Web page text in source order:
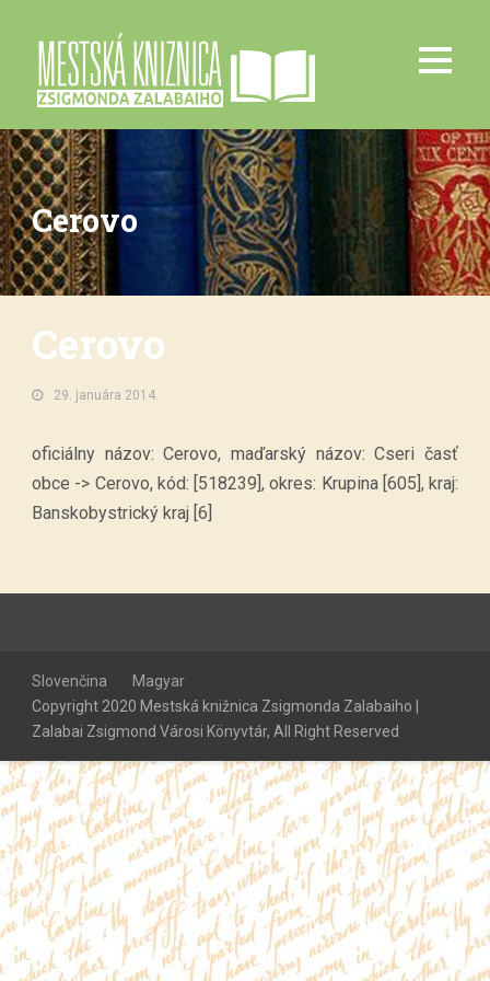
Cerovo
Cerovo
29. januára 2014.
oficiálny názov: Cerovo, maďarský názov: Cseri časť
obce -> Cerovo, kód: [518239], okres: Krupina [605], kraj:
Banskobystrický kraj [6]
Slovenčina
Magyar
Copyright 2020 Mestská knižnica Zsigmonda Zalabaiho |
Zalabai Zsigmond Városi Könyvtár, All Right Reserved